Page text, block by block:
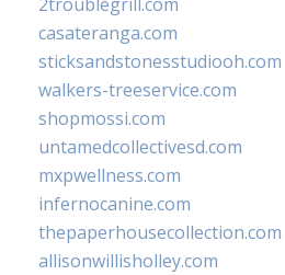
casateranga.com
sticksandstonesstudiooh.com
walkers-treeservice.com
shopmossi.com
untamedcollectivesd.com
mxpwellness.com
infernocanine.com
thepaperhousecollection.com
allisonwillisholley.com